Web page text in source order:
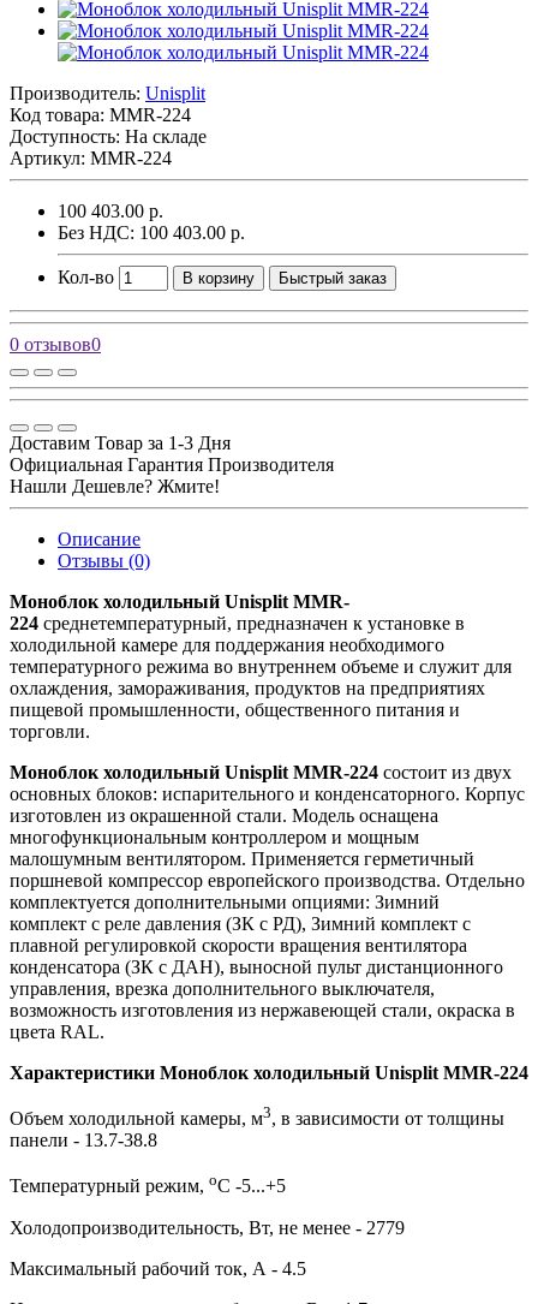
Производитель: Unisplit
Код товара: MMR-224
Доступность: На складе
Артикул: MMR-224
100 403.00 р.
Без НДС: 100 403.00 р.
Кол-во В корзину Быстрый заказ
0 отзывов0
Доставим Товар за 1-3 Дня
Официальная Гарантия Производителя
Нашли Дешевле? Жмите!
Описание
Отзывы (0)
Моноблок холодильный Unisplit MMR-
224 среднетемпературный, предназначен к установке в
холодильной камере для поддержания необходимого
температурного режима во внутреннем объеме и служит для
охлаждения, замораживания, продуктов на предприятиях
пищевой промышленности, общественного питания и
торговли.
Моноблок холодильный Unisplit MMR-224 состоит из двух
основных блоков: испарительного и конденсаторного. Корпус
изготовлен из окрашенной стали. Модель оснащена
многофункциональным контроллером и мощным
малошумным вентилятором. Применяется герметичный
поршневой компрессор европейского производства. Отдельно
комплектуется дополнительными опциями: Зимний
комплект с реле давления (ЗК с РД), Зимний комплект с
плавной регулировкой скорости вращения вентилятора
конденсатора (ЗК с ДАН), выносной пульт дистанционного
управления, врезка дополнительного выключателя,
возможность изготовления из нержавеющей стали, окраска в
цвета RAL.
Характеристики Моноблок холодильный Unisplit MMR-224
Объем холодильной камеры, м3, в зависимости от толщины
панели - 13.7-38.8
Температурный режим, оС -5...+5
Холодопроизводительность, Вт, не менее - 2779
Максимальный рабочий ток, А - 4.5